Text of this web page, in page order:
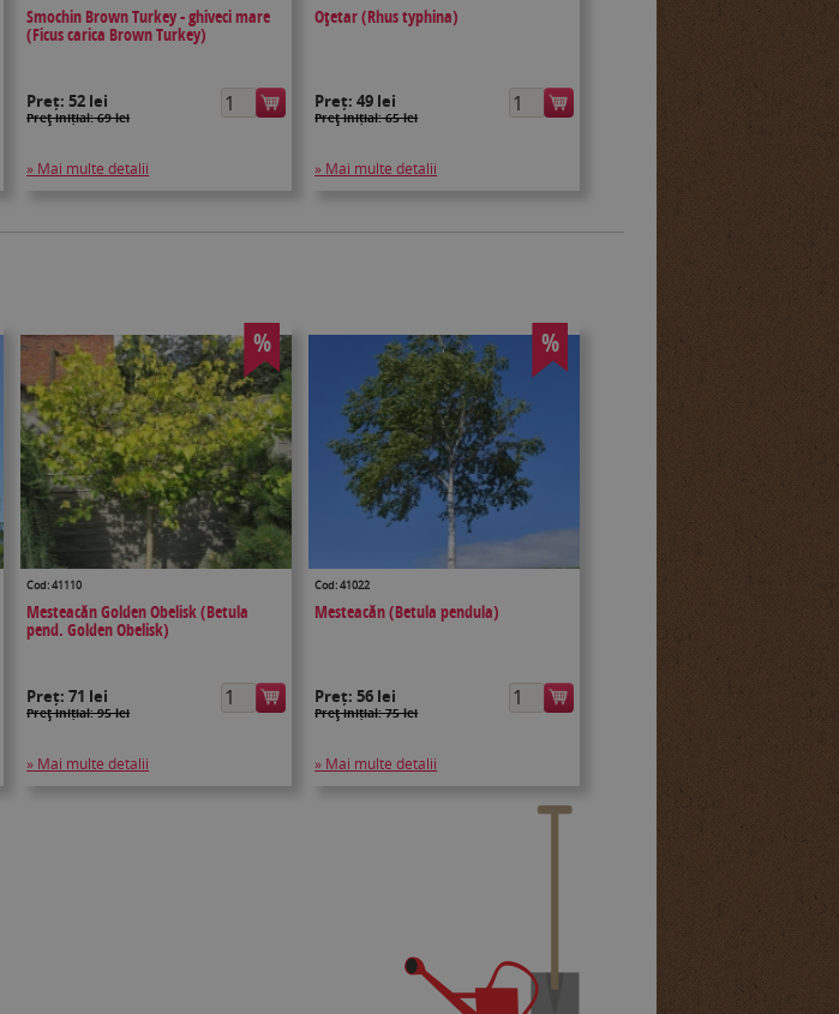
Smochin Brown Turkey - ghiveci mare
(Ficus carica Brown Turkey)
Preț:52 lei
Preţ inițial: 69 lei
» Mai multe detalii
Oțetar (Rhus typhina)
Preț:49 lei
Preţ inițial: 65 lei
» Mai multe detalii
%
Cod: 41110
Mesteacăn Golden Obelisk (Betula
pend. Golden Obelisk)
Preț:71 lei
Preţ inițial: 95 lei
» Mai multe detalii
%
Cod: 41022
Mesteacăn (Betula pendula)
Preț:56 lei
Preţ inițial: 75 lei
» Mai multe detalii